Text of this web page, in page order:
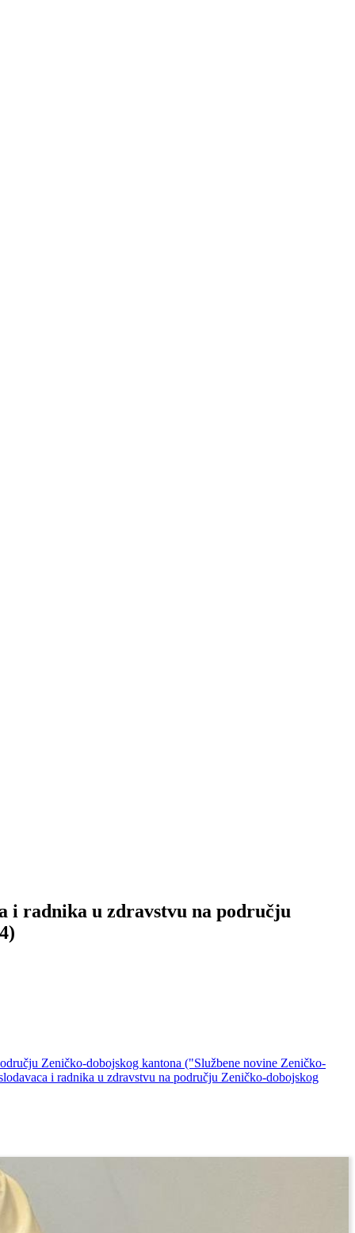
i radnika u zdravstvu na području
Zeničko-dobojskog kantona ("Službene novine Zeničko-
i radnika u zdravstvu na području Zeničko-dobojskog